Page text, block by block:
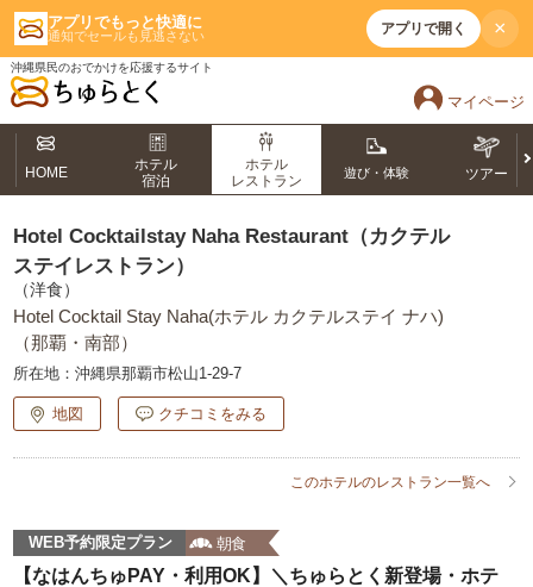
アプリでもっと快適に
通知でセールも見逃さない アプリで開く ×
沖縄県民のおでかけを応援するサイト
マイページ
HOME
ホテル
宿泊
ホテル
レストラン
遊び・体験 ツアー
Hotel Cocktailstay Naha Restaurant（カクテル
ステイレストラン）
（洋食）
Hotel Cocktail Stay Naha(ホテル カクテルステイ ナハ)
（那覇・南部）
所在地：沖縄県那覇市松山1-29-7
地図 クチコミをみる
このホテルのレストラン一覧へ
WEB予約限定プラン
【なはんちゅPAY・利用OK】＼ちゅらとく新登場・ホテ